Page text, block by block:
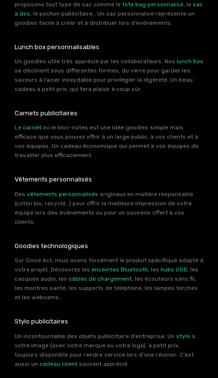
proposons tout type de sac comme le tote bag personnalisé , le sac
à dos , le pochon publicitaire… Un sac personnalisé représente un
goodies facile à créer et à distribuer lors d’événements.
Lunch box personnalisables
Un goodies utile très apprécié par les collaborateurs. Nos lunch box
se déclinent sous différentes formes, du verre pour garder les
saveurs à l’acier inoxydable pour privilégier la légèreté. Un beau
cadeau à petit prix, qui fera plaisir à coup sûr.
Carnets publicitaires
Le carnet ou le bloc-notes est une idée goodies simple mais
efficace que vous pouvez offrir à un large public, à vos clients et à
vos équipes. Un cadeau économique qui permet à vos équipes de
travailler plus efficacement.
Vêtements personnalisés
Des vêtements personnalisés originaux en matière responsable
(coton bio, recyclé…) pour offrir la meilleure impression de votre
équipe lors des événements ou pour un souvenir offert à vos
clients.
Goodies technologiques
Sur Good Act, nous avons forcément le produit spécifique adapté à
votre projet. Découvrez les enceintes Bluetooth, les hubs USB, les
casques audio, les câbles de chargement, les écouteurs sans fil,
les montres santé, les supports de téléphone, les lampes torches
et les webcams…
Stylo publicitaires
Un incontournable des objets publicitaire d’entreprise. Un stylo à
votre image (avec votre marque ou votre logo), à petit prix,
toujours disponible pour rendre service lors d’une réunion. C’est
aussi un cadeau client souvent apprécié.